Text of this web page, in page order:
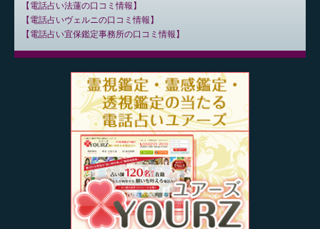
電話占い法蓮の口コミ情報
電話占いヴェルニの口コミ情報
電話占い宜保鑑定事務所の口コミ情報